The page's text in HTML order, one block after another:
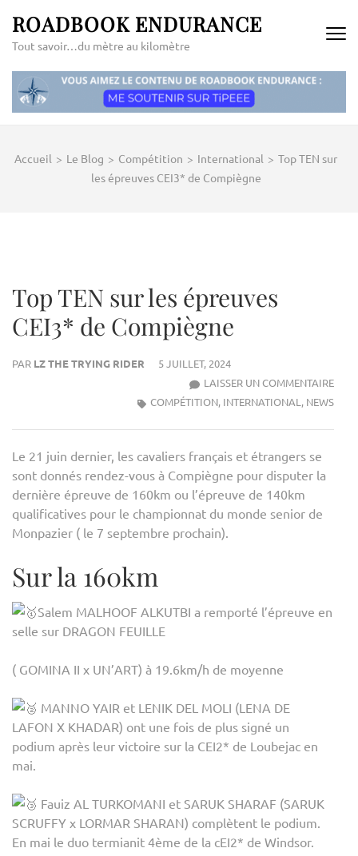
contenu
Entrée)
ROADBOOK ENDURANCE
Tout savoir…du mètre au kilomètre
Accueil > Le Blog > Compétition > International > Top TEN sur
les épreuves CEI3* de Compiègne
Top TEN sur les épreuves
CEI3* de Compiègne
PAR LZ THE TRYING RIDER
5 JUILLET, 2024
LAISSER UN COMMENTAIRETOP
TEN
COMPÉTITION, INTERNATIONAL , NEWS
Le 21 juin dernier, les cavaliers français et étrangers se
sont donnés rendez-vous à Compiègne pour disputer la
dernière épreuve de 160km ou l’épreuve de 140km
qualificatives pour le championnat du monde senior de
Monpazier ( le 7 septembre prochain).
Sur la 160km
Salem MALHOOF ALKUTBI a remporté l’épreuve en
selle sur DRAGON FEUILLE
( GOMINA II x UN’ART) à 19.6km/h de moyenne
MANNO YAIR et LENIK DEL MOLI (LENA DE
LAFON X KHADAR) ont une fois de plus signé un
podium après leur victoire sur la CEI2* de Loubejac en
mai.
Fauiz AL TURKOMANI et SARUK SHARAF (SARUK
SCRUFFY x LORMAR SHARAN) complètent le podium.
En mai le duo termianit 4ème de la cEI2* de Windsor.